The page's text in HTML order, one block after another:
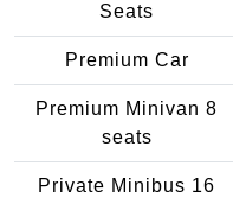
Seats
Premium Car
Premium Minivan 8
seats
Private Minibus 16